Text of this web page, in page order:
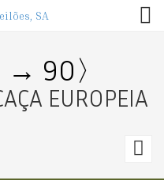
→ 90〉
EUROPEIA